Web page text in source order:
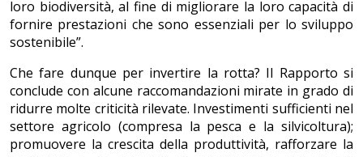
loro biodiversità, al fine di migliorare la loro capacità di
fornire prestazioni che sono essenziali per lo sviluppo
sostenibile”.
Che fare dunque per invertire la rotta? Il Rapporto si
conclude con alcune raccomandazioni mirate in grado di
ridurre molte criticità rilevate. Investimenti sufficienti nel
settore agricolo (compresa la pesca e la silvicoltura);
promuovere la crescita della produttività, rafforzare la